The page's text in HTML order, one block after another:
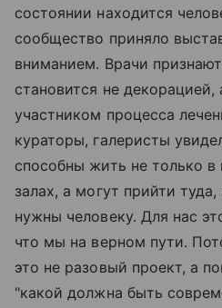
состоянии находится
сообщество приняло
вниманием. Врачи
становится не
участником процесса
кураторы, галеристы
способны жить не только
залах, а могут прийти туда,
нужны человеку. Для нас
что мы на верном пути.
это не разовый проект, а
"какой должна быть